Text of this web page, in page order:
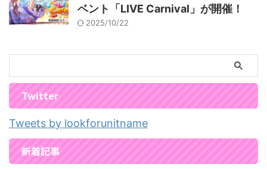
ベント「LIVE Carnival」が開催！
2025/10/22
Twitter
Tweets by lookforunitname
新着記事